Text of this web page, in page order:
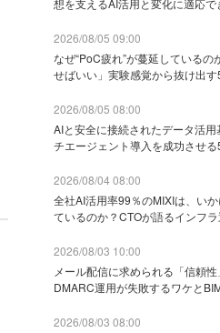
想を支えるAI活用と変化に適応
2026/08/05 09:00
なぜ“PoC疲れ”が蔓延している
せばいい」実験感覚から抜け出
2026/08/05 08:00
AIと安全に接続されたデータ活
チエージェント導入を成功させ
2026/08/04 08:00
全社AI活用率99％のMIXIは、い
ているのか？CTOが語るインフ
2026/08/03 10:00
メール配信に求められる「信頼
DMARC運用が失敗するワケと
2026/08/03 08:00